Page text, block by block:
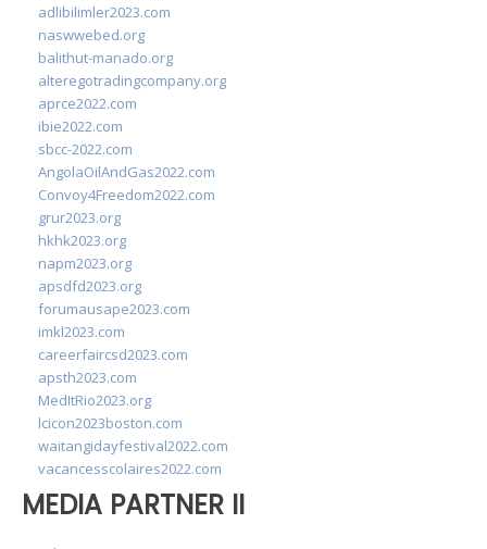
adlibilimler2023.com
naswwebed.org
balithut-manado.org
alteregotradingcompany.org
aprce2022.com
ibie2022.com
sbcc-2022.com
AngolaOilAndGas2022.com
Convoy4Freedom2022.com
grur2023.org
hkhk2023.org
napm2023.org
apsdfd2023.org
forumausape2023.com
imkl2023.com
careerfaircsd2023.com
apsth2023.com
MedItRio2023.org
lcicon2023boston.com
waitangidayfestival2022.com
vacancesscolaires2022.com
MEDIA PARTNER II